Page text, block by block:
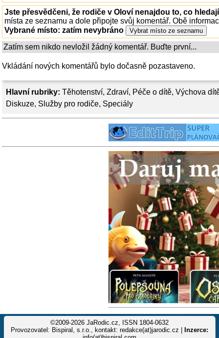
Hlavní rubriky: Těhotenství, Zdraví, Péče o dítě, Výchova
Diskuze, Služby pro rodiče, Speciály
Jste přesvědčeni, že rodiče v Oloví nenajdou to, co
místa ze seznamu a dole připojte svůj komentář. Obě
Vybrané místo: zatím nevybráno
Zatím sem nikdo nevložil žádný komentář. Buďte první...
Vkládání nových komentářů bylo dočasně pozastaveno.
©2009-2026 JaRodic.cz, ISSN 1804-0632
Provozovatel: Bispiral, s.r.o., kontakt: redakce(at)jarodic.cz |
Inzerce: